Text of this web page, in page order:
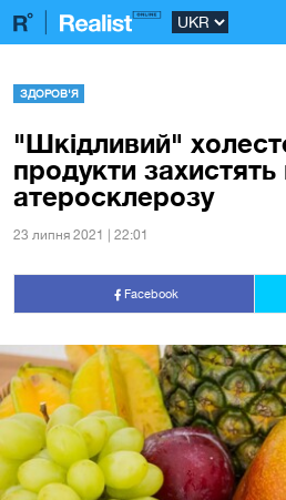
ЗДОРОВ'Я
"Шкідливий"
продукти захистять
атеросклерозу
23 липня 2021 | 22:01
Facebook